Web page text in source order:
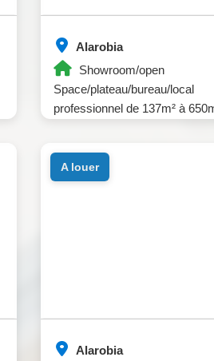
Alarobia
Showroom/open
Space/plateau/bureau/local
professionnel de 137m² à
Alarobia
a louer